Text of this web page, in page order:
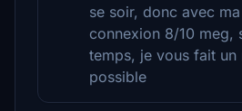
se soir, donc avec
connexion 8/10 meg,
temps, je vous fait un
possible